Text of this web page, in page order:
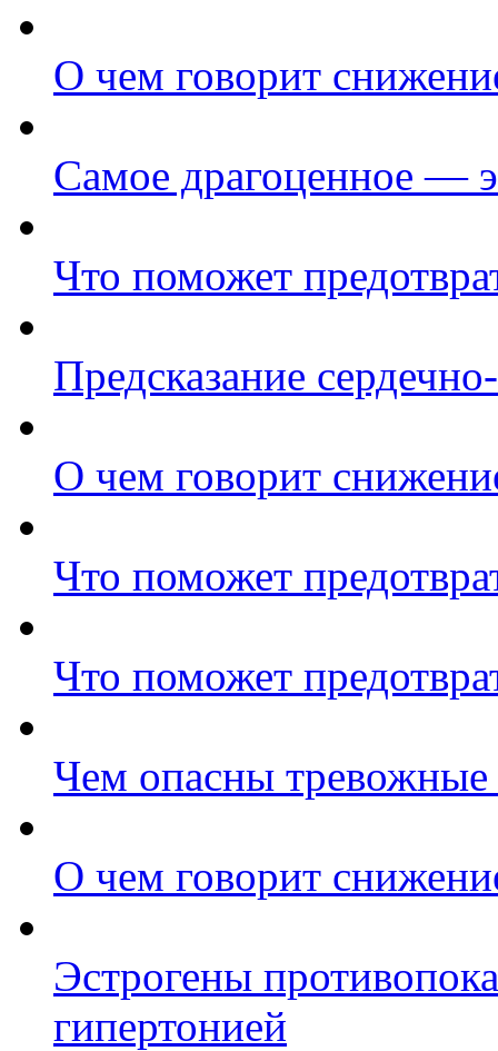
О чем говорит
Самое драгоценное —
Что поможет
Предсказание
О чем говорит
Что поможет
Что поможет
Чем опасны тревожные
О чем говорит
Эстрогены
гипертонией